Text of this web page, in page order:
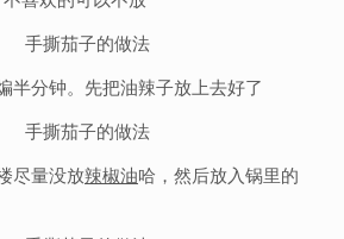
半分钟。先把油辣子放上去好了
尽量没放辣椒油哈，然后放入锅里的